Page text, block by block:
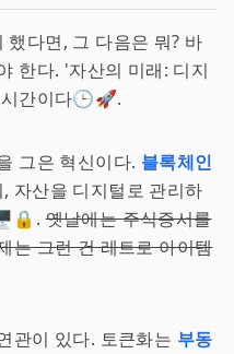
다면, 그 다음은 뭐? 바
한다. '자산의 미래: 디지
간이다🕒🚀.
그은 혁신이다. 블록체인
, 자산을 디지털로 관리하
🖥️🔒.옛날에는 주식증서를
는 그런 건 레트로 아이템
관이 있다. 토큰화는 부동